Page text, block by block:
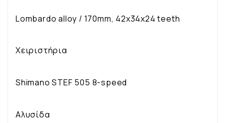
Lombardo alloy / 170mm, 42x34x24 teeth
Χειριστήρια
Shimano STEF 505 8-speed
Αλυσίδα